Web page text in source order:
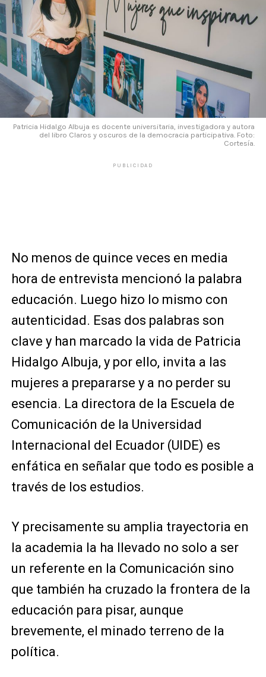
Patricia Hidalgo Albuja es docente universitaria, investigadora y autora
del libro Claros y oscuros de la democracia participativa. Foto:
Cortesía.
PUBLICIDAD
No menos de quince veces en media
hora de entrevista mencionó la palabra
educación. Luego hizo lo mismo con
autenticidad. Esas dos palabras son
clave y han marcado la vida de Patricia
Hidalgo Albuja, y por ello, invita a las
mujeres a prepararse y a no perder su
esencia. La directora de la Escuela de
Comunicación de la Universidad
Internacional del Ecuador (UIDE) es
enfática en señalar que todo es posible a
través de los estudios.
Y precisamente su amplia trayectoria en
la academia la ha llevado no solo a ser
un referente en la Comunicación sino
que también ha cruzado la frontera de la
educación para pisar, aunque
brevemente, el minado terreno de la
política.